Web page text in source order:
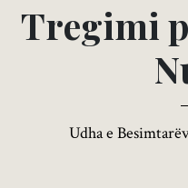
Tregimi p
N
Udha e